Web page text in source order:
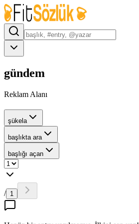
gündem
Reklam Alanı
şükela
başlıkta ara
başlığı açan
/ 1